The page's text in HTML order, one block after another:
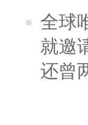
全球
就邀
还曾